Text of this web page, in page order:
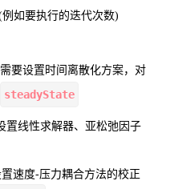
如要执行的迭代次数)
要设置时间离散化方案，对
steadyState
置线性求解器、亚松弛因子
速度-压力耦合方法的校正